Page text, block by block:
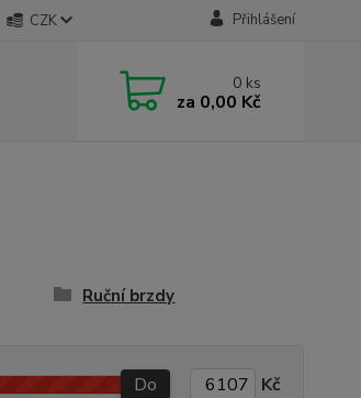
CZK Přihlášení
0 ks
za 0,00 Kč
Ruční brzdy
Do Kč